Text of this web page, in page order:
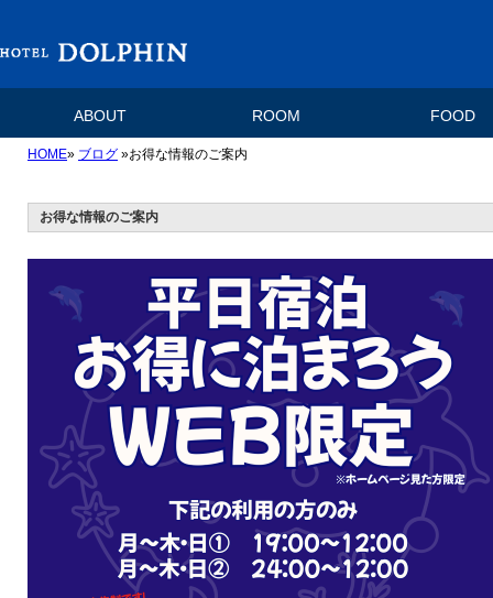
ABOUT ROOM FOOD
HOME» ブログ »お得な情報のご案内
お得な情報のご案内